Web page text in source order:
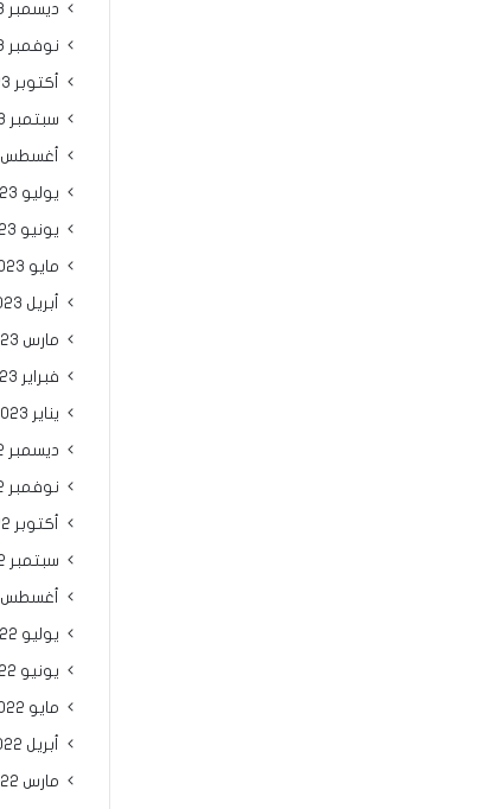
ديسمبر 2023
نوفمبر 2023
أكتوبر 2023
سبتمبر 2023
أغسطس 2023
يوليو 2023
يونيو 2023
مايو 2023
أبريل 2023
مارس 2023
فبراير 2023
يناير 2023
ديسمبر 2022
نوفمبر 2022
أكتوبر 2022
سبتمبر 2022
أغسطس 2022
يوليو 2022
يونيو 2022
مايو 2022
أبريل 2022
مارس 2022